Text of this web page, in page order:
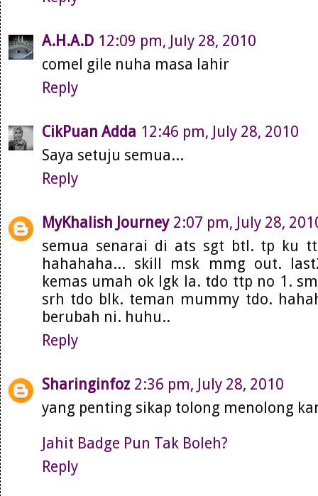
A.H.A.D 12:09 pm, July 28, 2010
comel gile nuha masa lahir
Reply
CikPuan Adda 12:46 pm, July 28, 2010
Saya setuju semua...
Reply
MyKhalish Journey 2:07 pm, July 28,
semua senarai di ats sgt btl. tp ku
hahahaha... skill msk mmg out.
kemas umah ok lgk la. tdo ttp no 1.
srh tdo blk. teman mummy tdo.
berubah ni. huhu..
Reply
Sharinginfoz 2:36 pm, July 28, 2010
yang penting sikap tolong menolong
Jahit Badge Pun Tak Boleh?
Reply